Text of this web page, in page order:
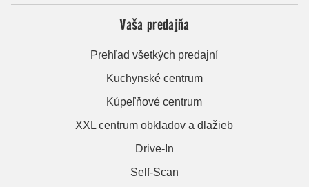
Vaša predajňa
Prehľad všetkých predajní
Kuchynské centrum
Kúpeľňové centrum
XXL centrum obkladov a dlažieb
Drive-In
Self-Scan